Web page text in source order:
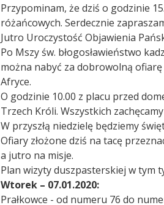
Przypominam, że dziś o godzinie
różańcowych. Serdecznie
Jutro Uroczystość Objawienia
Po Mszy św. błogosławieństwo
można nabyć za dobrowolną
Afryce.
O godzinie 10.00 z placu przed
Trzech Króli. Wszystkich
W przyszłą niedzielę będziemy
Ofiary złożone dziś na tacę
a jutro na misje.
Plan wizyty duszpasterskiej w tym
Wtorek – 07.01.2020:
Prałkowce - od numeru 76 do